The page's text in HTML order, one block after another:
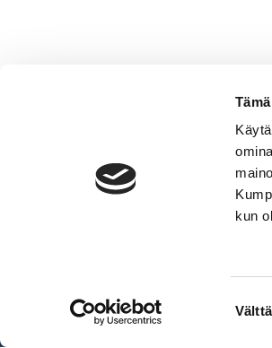
kun
VERMO AREENA
Talinhuipuntie 13, Helsinki